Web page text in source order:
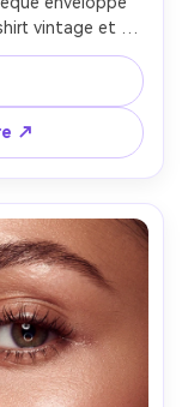
vintage et un
midi, grain de
tourné sur un
de 50 mm,
profonde, tons
Americana
4:5
↗